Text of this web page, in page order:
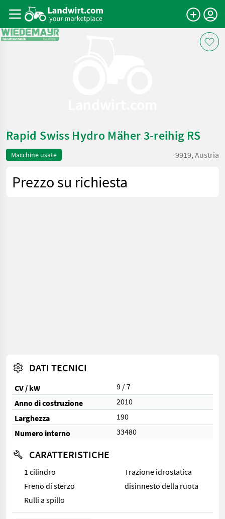
Rapid Swiss Hydro Mäher 3-reihig RS
Macchine usate 9919, Austria
Prezzo su richiesta
DATI TECNICI
CV / kW
9 / 7
Anno di costruzione
2010
Larghezza
190
Numero interno
33480
CARATTERISTICHE
1 cilindro
Trazione idrostatica
Freno di sterzo
disinnesto della ruota
Rulli a spillo